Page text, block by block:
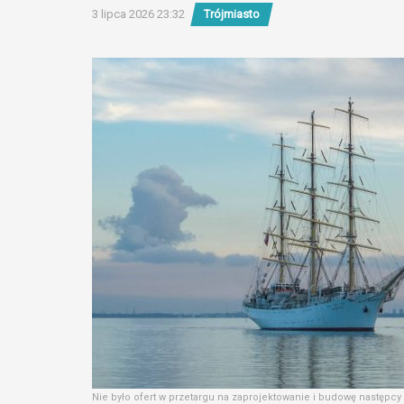
3 lipca 2026 23:32 Trójmiasto
Nie było ofert w przetargu na zaprojektowanie i budowę